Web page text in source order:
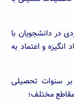
در دانشجویان با
انگیزه و اعتماد به
سنوات تحصیلی
مختلف؛